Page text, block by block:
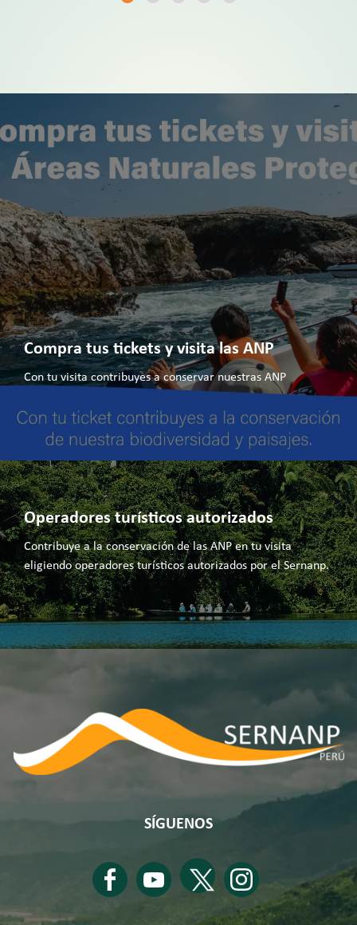
Compra tus tickets y visita las ANP
Con tu visita contribuyes a conservar nuestras ANP
Operadores turísticos autorizados
Contribuye a la conservación de las ANP en tu visita
eligiendo operadores turísticos autorizados por el Sernanp.
SÍGUENOS